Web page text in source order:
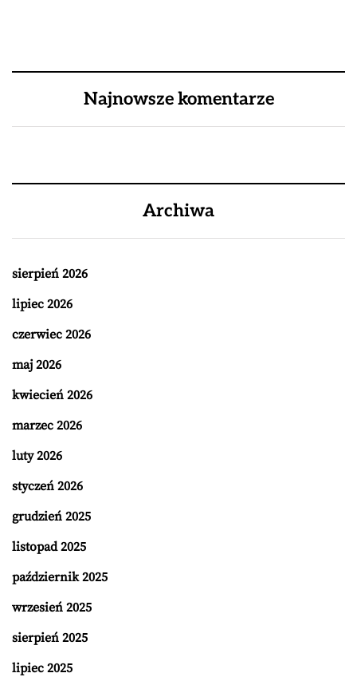
Najnowsze komentarze
Archiwa
sierpień 2026
lipiec 2026
czerwiec 2026
maj 2026
kwiecień 2026
marzec 2026
luty 2026
styczeń 2026
grudzień 2025
listopad 2025
październik 2025
wrzesień 2025
sierpień 2025
lipiec 2025